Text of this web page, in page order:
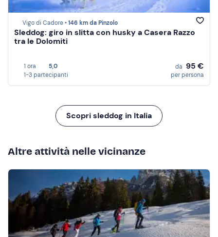
Vigo di Cadore •146 km da Pinzolo
Sleddog: giro in slitta con husky a Casera Razzo
tra le Dolomiti
1 ora
5,0
1-3 partecipanti
da 95 €
per persona
Scopri sleddog in Italia
Altre attività nelle vicinanze